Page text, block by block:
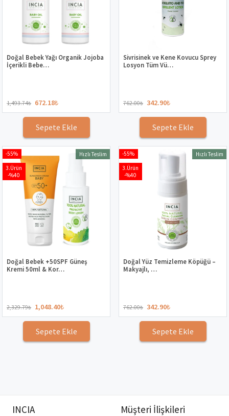
Doğal Bebek Yağı Organik Jojoba
İçerikli Bebe…
1,493.74₺ 672.18₺
Sepete Ekle
Sivrisinek ve Kene Kovucu Sprey
Losyon Tüm Vü…
762.00₺ 342.90₺
Sepete Ekle
-55%
3.Ürün
-%40
Hızlı Teslim
Doğal Bebek +50SPF Güneş
Kremi 50ml & Kor…
2,329.79₺ 1,048.40₺
Sepete Ekle
-55%
3.Ürün
-%40
Hızlı Teslim
Doğal Yüz Temizleme Köpüğü –
Makyajlı, …
762.00₺ 342.90₺
Sepete Ekle
INCIA Müşteri İlişkileri